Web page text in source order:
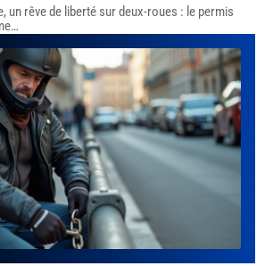
un rêve de liberté sur deux-roues : le permis
…